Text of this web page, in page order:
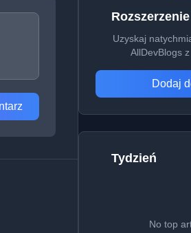
Uzyskaj
AllDevBlogs
Dodaj
Tydzień
No top